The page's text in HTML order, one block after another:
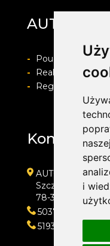
i
AUTO-
-
Pouczenie o
-
Realizacja
-
Regulamin i
Kontakt
AUTO-PROTECT
Szczecińska 110
78-300 Świdwin
503734868
519321322